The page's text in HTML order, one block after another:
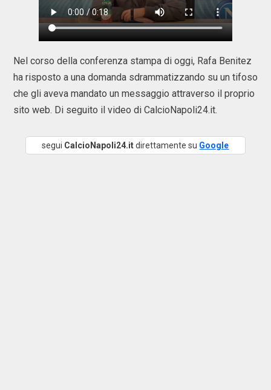
Nel corso della conferenza stampa di oggi, Rafa Benitez
ha risposto a una domanda sdrammatizzando su un tifoso
che gli aveva mandato un messaggio attraverso il proprio
sito web. Di seguito il video di CalcioNapoli24.it.
segui CalcioNapoli24.itdirettamente su Google